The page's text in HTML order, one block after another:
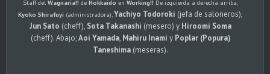
Staff del Wagnaria!! de Hokkaido en Working!! De izquierda a derecha arriba;
Kyoko Shirafuyi (administradora), Yachiyo Todoroki (jefa de saloneros),
Jun Sato (cheff), Sota Takanashi (mesero) y Hiroomi Soma
(cheff). Abajo;Aoi Yamada, Mahiru Inami y Poplar (Popura)
Taneshima (meseras).